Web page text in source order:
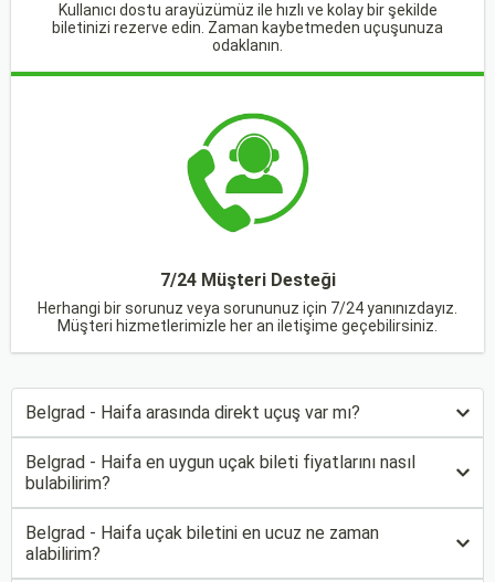
Kullanıcı dostu arayüzümüz ile hızlı ve kolay bir şekilde
biletinizi rezerve edin. Zaman kaybetmeden uçuşunuza
odaklanın.
7/24 Müşteri Desteği
Herhangi bir sorunuz veya sorununuz için 7/24 yanınızdayız.
Müşteri hizmetlerimizle her an iletişime geçebilirsiniz.
Belgrad - Haifa arasında direkt uçuş var mı?
Belgrad - Haifa en uygun uçak bileti fiyatlarını nasıl
bulabilirim?
Belgrad - Haifa uçak biletini en ucuz ne zaman
alabilirim?